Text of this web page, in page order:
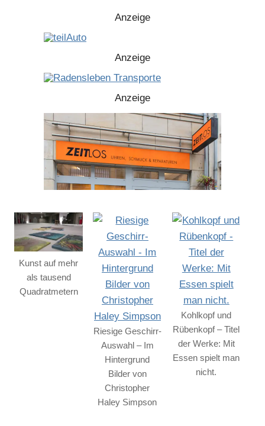
Anzeige
Anzeige
Anzeige
Anzeige
Kunst auf mehr
als tausend
Quadratmetern
Riesige Geschirr-
Auswahl – Im
Hintergrund
Bilder von
Christopher
Haley Simpson
Kohlkopf und
Rübenkopf – Titel
der Werke: Mit
Essen spielt man
nicht.